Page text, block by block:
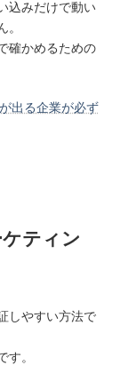
込みだけで動い
。
確かめるための
出る企業が必ず
ティン
しやすい方法で
す。